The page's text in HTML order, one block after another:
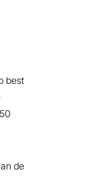
best
de